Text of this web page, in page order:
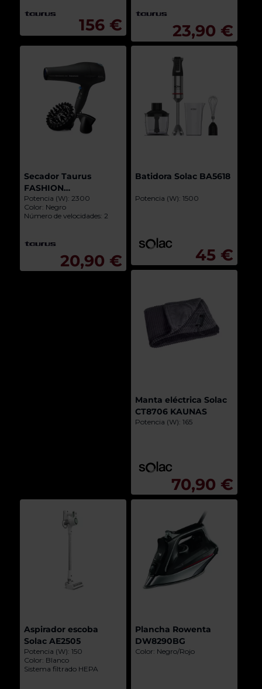
156 € 23,90 €
Secador Taurus
FASHION
PROFESSIONAL 2300
Potencia (W): 2300
Color: Negro
Número de velocidades: 2
20,90 €
Batidora Solac BA5618
Potencia (W): 1500
45 €
Manta eléctrica Solac
CT8706 KAUNAS
Potencia (W): 165
70,90 €
Aspirador escoba
Solac AE2505
Potencia (W): 150
Color: Blanco
Sistema filtrado HEPA
Plancha Rowenta
DW8290BG
Color: Negro/Rojo